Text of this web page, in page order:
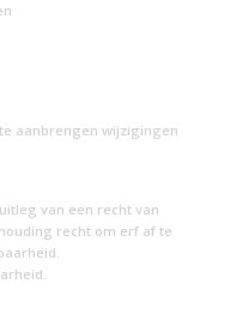
aanbrengen wijzigingen
van een recht van
recht om erf af te